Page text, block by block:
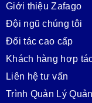
Giới thiệu Zafago
Đội ngũ chúng tôi
Đối tác cao cấp
Khách hàng hợp
Liên hệ tư vấn
Trình Quản Lý